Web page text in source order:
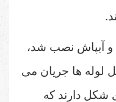
و آبپاش نصب شد،
لوله ها جریان می
شکل دارند که